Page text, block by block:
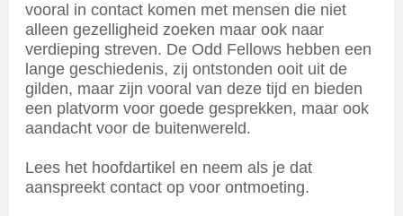
vooral in contact komen met mensen die niet
alleen gezelligheid zoeken maar ook naar
verdieping streven. De Odd Fellows hebben een
lange geschiedenis, zij ontstonden ooit uit de
gilden, maar zijn vooral van deze tijd en bieden
een platvorm voor goede gesprekken, maar ook
aandacht voor de buitenwereld.
Lees het hoofdartikel en neem als je dat
aanspreekt contact op voor ontmoeting.